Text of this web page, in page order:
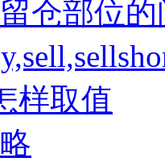
仓部位
样取值